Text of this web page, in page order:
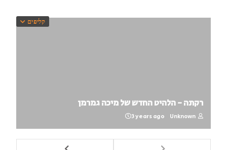
קליפים
רקתה - הלהיט החדש של מיכה גמרמן
Unknown
3 years ago